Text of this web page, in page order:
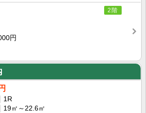
2階
円
1R
19㎡～22.6㎡